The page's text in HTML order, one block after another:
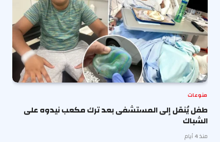
منوعات
طفل يُنقل إلى المستشفى بعد ترك مكعب نيدوه على
الشباك
منذ 4 أيام